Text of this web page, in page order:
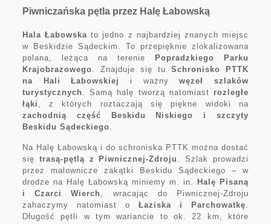
Piwniczańska pętla przez Halę Łabowską
Hala Łabowska to jedno z najbardziej znanych miejsc
w Beskidzie Sądeckim. To przepięknie zlokalizowana
polana, leżąca na terenie
Popradzkiego Parku
Krajobrazowego . Znajduje się tuSchronisko PTTK
na Hali Łabowskiej
i ważnywęzeł szlaków
turystycznych
. Samą halę tworzą natomiast rozległe
łąki
, z których roztaczają się piękne widoki na
zachodnią część Beskidu Niskiego i szczyty
Beskidu Sądeckiego
Na Halę Łabowską i do schroniska PTTK można dostać
się trasą-pętlą z Piwnicznej-Zdroju
. Szlak prowadzi
przez malownicze zakątki Beskidu Sądeckiego – w
drodze na Halę Łabowską miniemy m. in.
Halę Pisaną
i Czarci Wierch
, wracając do Piwnicznej-Zdroju
zahaczymy natomiast oŁaziska i Parchowatkę
Długość pętli w tym wariancie to ok. 22 km, które